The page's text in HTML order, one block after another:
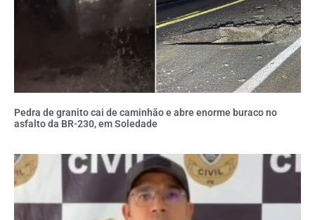
Pedra de granito cai de caminhão e abre enorme buraco no
asfalto da BR-230, em Soledade